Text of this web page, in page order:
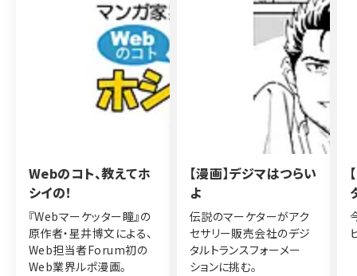
Webのコト、教えてホ
シイの！
『Webマーケッター瞳』の
原作者・星井博文による、
Web担当者Forum初の
Web業界ルポ漫画。
【漫画】デジマはつらい
よ
伝説のマーケターがアク
セサリー販売会社のデジ
タルトランスフォーメー
ションに挑む。